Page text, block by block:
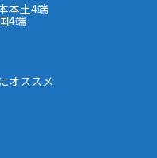
本土4端
4端
オススメ